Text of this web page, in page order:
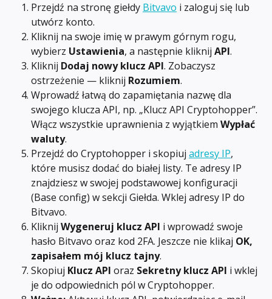
Przejdź na stronę giełdy Bitvavo i zaloguj się lub
utwórz konto.
Kliknij na swoje imię w prawym górnym rogu,
wybierz Ustawienia, a następnie kliknij API.
Kliknij Dodaj nowy klucz API. Zobaczysz
ostrzeżenie — kliknij Rozumiem.
Wprowadź łatwą do zapamiętania nazwę dla
swojego klucza API, np. „Klucz API Cryptohopper”.
Włącz wszystkie uprawnienia z wyjątkiem Wypłać
waluty.
Przejdź do Cryptohopper i skopiuj adresy IP,
które musisz dodać do białej listy. Te adresy IP
znajdziesz w swojej podstawowej konfiguracji
(Base config) w sekcji Giełda. Wklej adresy IP do
Bitvavo.
Kliknij Wygeneruj klucz API i wprowadź swoje
hasło Bitvavo oraz kod 2FA. Jeszcze nie klikaj OK,
zapisałem mój klucz tajny.
Skopiuj Klucz API oraz Sekretny klucz API i wklej
je do odpowiednich pól w Cryptohopper.